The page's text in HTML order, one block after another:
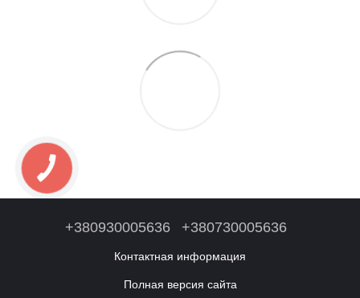
+380930005636 +380730005636
Контактная информация
Полная версия сайта